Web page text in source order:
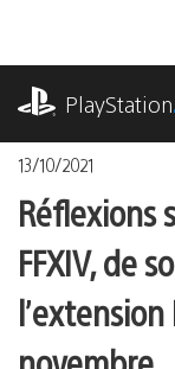
contenu
PlayStation
13/10/2021
Réflexions
FFXIV, de